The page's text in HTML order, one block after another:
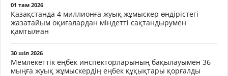
01 там 2026
Қазақстанда 4 миллионға жуық жұмыскер өндірістегі
жазатайым оқиғалардан міндетті сақтандырумен
қамтылған
30 шіл 2026
Мемлекеттік еңбек инспекторларының бақылауымен 36
мыңға жуық жұмыскердің еңбек құқықтары қорғалды